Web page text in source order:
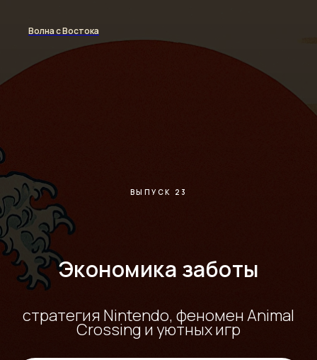
Волна с Востока
ВЫПУСК 23
Экономика заботы
стратегия Nintendo, феномен Animal
Crossing и уютных игр